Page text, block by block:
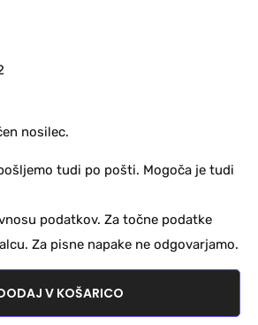
nosilec.
tudi po pošti. Mogoča je tudi
podatkov. Za točne podatke
Za pisne napake ne odgovarjamo.
V KOŠARICO